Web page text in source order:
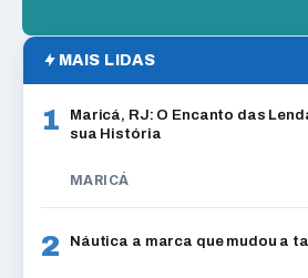
MAIS LIDAS
1
Maricá, RJ: O Encanto das
sua História
MARICÁ
2 Náutica a marca que mudou a